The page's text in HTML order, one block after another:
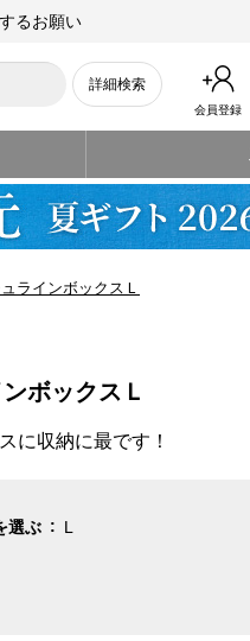
るお願い
詳細検索
会員登録
ラインボックスＬ
ボックスＬ
に収納に最です！
選ぶ L